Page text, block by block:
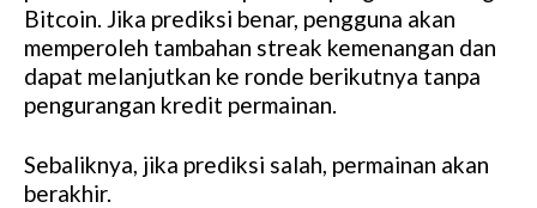
Bitcoin. Jika prediksi benar, pengguna akan
memperoleh tambahan streak kemenangan dan
dapat melanjutkan ke ronde berikutnya tanpa
pengurangan kredit permainan.
Sebaliknya, jika prediksi salah, permainan akan
berakhir.